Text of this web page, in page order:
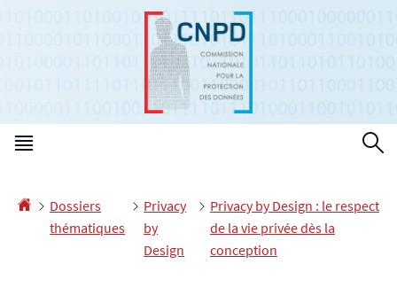
Accueil
Dossiers
thématiques
Privacy
by
Design
Privacy by Design : le respect
de la vie privée dès la
conception